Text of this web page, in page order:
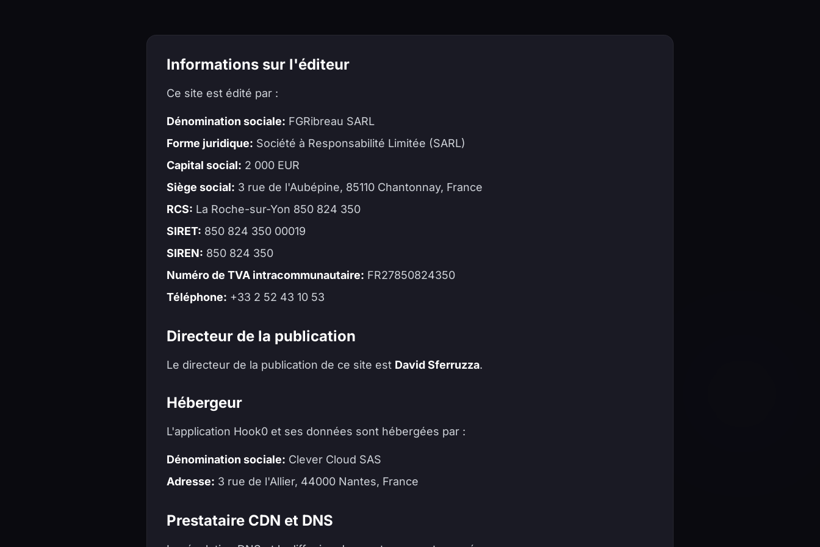
Informations sur l'éditeur
Ce site est édité par :
Dénomination sociale: FGRibreau SARL
Forme juridique: Société à Responsabilité Limitée (SARL)
Capital social: 2 000 EUR
Siège social: 3 rue de l'Aubépine, 85110 Chantonnay, France
RCS: La Roche-sur-Yon 850 824 350
SIRET: 850 824 350 00019
SIREN: 850 824 350
Numéro de TVA intracommunautaire: FR27850824350
Téléphone: +33 2 52 43 10 53
Directeur de la publication
Le directeur de la publication de ce site est David Sferruzza.
Hébergeur
L'application Hook0 et ses données sont hébergées par :
Dénomination sociale: Clever Cloud SAS
Adresse: 3 rue de l'Allier, 44000 Nantes, France
Prestataire CDN et DNS